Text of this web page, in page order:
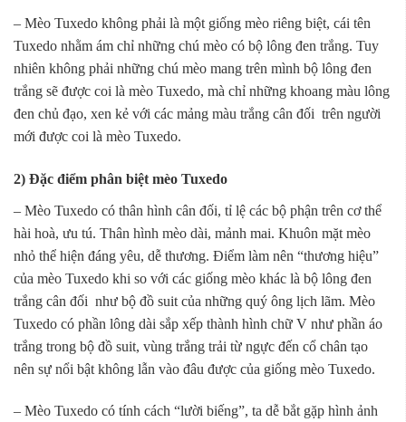
– Mèo Tuxedo không phải là một giống mèo riêng biệt, cái tên
Tuxedo nhằm ám chỉ những chú mèo có bộ lông đen trắng. Tuy
nhiên không phải những chú mèo mang trên mình bộ lông đen
trắng sẽ được coi là mèo Tuxedo, mà chỉ những khoang màu lông
đen chủ đạo, xen kẻ với các mảng màu trắng cân đối trên người
mới được coi là mèo Tuxedo.
2) Đặc điểm phân biệt mèo Tuxedo
– Mèo Tuxedo có thân hình cân đối, tỉ lệ các bộ phận trên cơ thể
hài hoà, ưu tú. Thân hình mèo dài, mảnh mai. Khuôn mặt mèo
nhỏ thể hiện đáng yêu, dễ thương. Điểm làm nên “thương hiệu”
của mèo Tuxedo khi so với các giống mèo khác là bộ lông đen
trắng cân đối như bộ đồ suit của những quý ông lịch lãm. Mèo
Tuxedo có phần lông dài sắp xếp thành hình chữ V như phần áo
trắng trong bộ đồ suit, vùng trắng trải từ ngực đến cổ chân tạo
nên sự nổi bật không lẫn vào đâu được của giống mèo Tuxedo.
– Mèo Tuxedo có tính cách “lười biếng”, ta dễ bắt gặp hình ảnh